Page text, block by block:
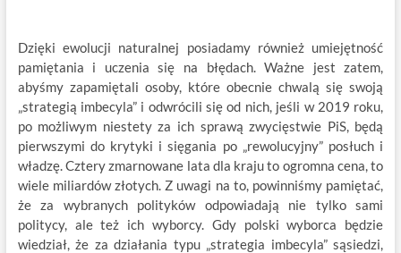
Dzięki ewolucji naturalnej posiadamy również umiejętność
pamiętania i uczenia się na błędach. Ważne jest zatem,
abyśmy zapamiętali osoby, które obecnie chwalą się swoją
„strategią imbecyla” i odwrócili się od nich, jeśli w 2019 roku,
po możliwym niestety za ich sprawą zwycięstwie PiS, będą
pierwszymi do krytyki i sięgania po „rewolucyjny” posłuch i
władzę. Cztery zmarnowane lata dla kraju to ogromna cena, to
wiele miliardów złotych. Z uwagi na to, powinniśmy pamiętać,
że za wybranych polityków odpowiadają nie tylko sami
politycy, ale też ich wyborcy. Gdy polski wyborca będzie
wiedział, że za działania typu „strategia imbecyla” sąsiedzi,